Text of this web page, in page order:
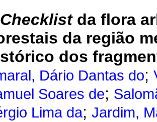
Checklistda flora
da região
dos
Dário Dantas do;
Soares de;
Lima da; Jardim,